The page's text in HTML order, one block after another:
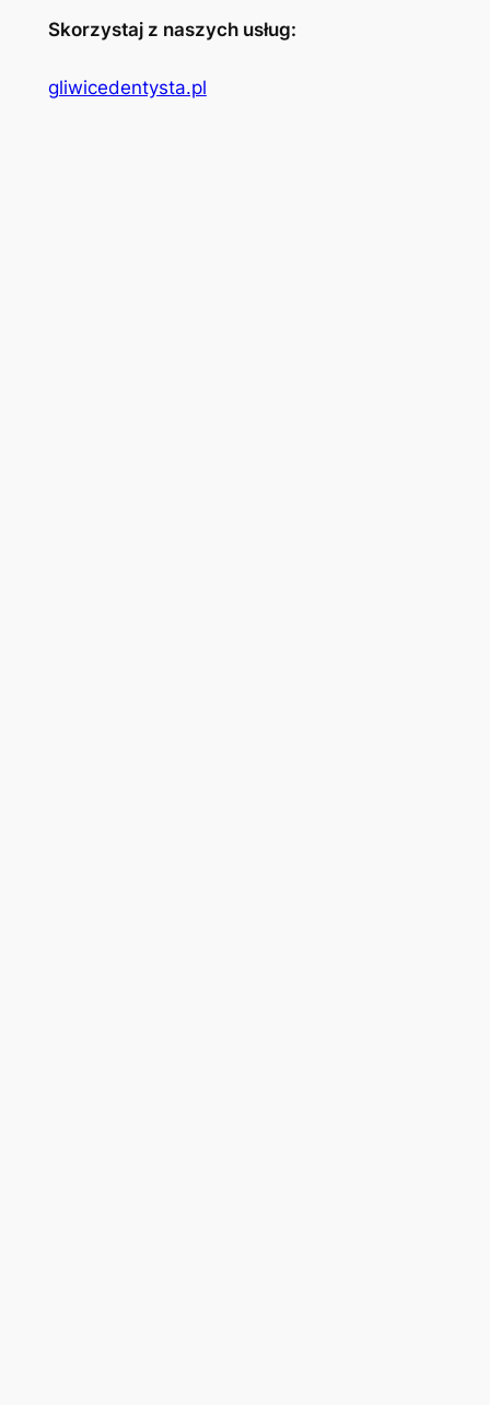
Skorzystaj z naszych usług:
gliwicedentysta.pl